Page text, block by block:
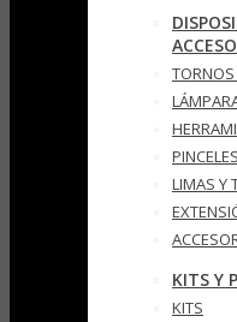
TORNOS
PINCELES
LIMAS Y
KITS Y
KITS